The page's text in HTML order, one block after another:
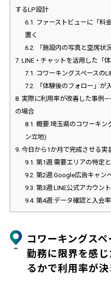
するLP設計
6.1.
ファーストビューに「料
置く
6.2.
「施設内の写真と空席状
7. LINE・チャットを活用した「
7.1.
コワーキングスペースの
7.2.
「体験後のフォロー」が
8. 実際に利用率が改善した事例
の場合
8.1. 概要:埼玉県のコワーキン
ン立地)
9. 今日から1か月で完成させる実
9.1. 第1週:需要エリアの特定
9.2. 第2週:Google広告キャン
9.3. 第3週:LINE公式アカウン
9.4. 第4週:データ確認と入会
コワーキングス
勤務に限界を感
るかで利用率が決